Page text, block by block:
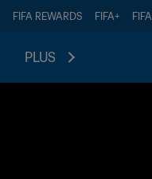
FIFA REWARDS FIFA+
PLUS